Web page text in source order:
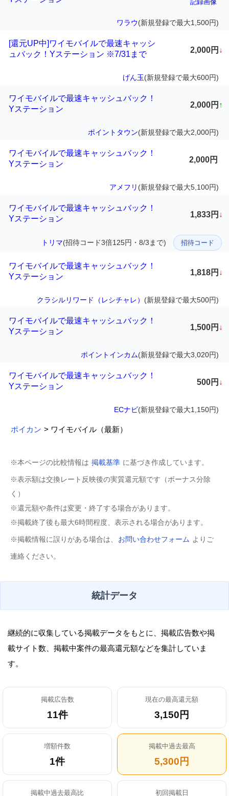
記録画像
ワラウ(新規登録で最大1,500円)
[還元UP中]ワイモバイルで最速キャッシ
ュバック！Yステーション ※7/31まで
2,000円 ↓
げん玉(新規登録で最大600円)
ワイモバイルで最速キャッシュバック！
Yステーション
2,000円 ↑
ポイントタウン(新規登録で最大2,000円)
ワイモバイルで最速キャッシュバック！
Yステーション
2,000円
アメフリ (新規登録で最大5,100円)
ワイモバイルで最速キャッシュバック！
Yステーション
1,833円 ↓
トリマ(招待コード3倍125円・8/3まで) 招待コード
ワイモバイルで最速キャッシュバック！
Yステーション
1,818円 ↓
クラシルリワード（レシチャレ） (新規登録で最大500円)
ワイモバイルで最速キャッシュバック！
Yステーション
1,500円 ↓
ポイントインカム(新規登録で最大3,020円)
ワイモバイルで最速キャッシュバック！
Yステーション
500円 ↓
ECナビ(新規登録で最大1,150円)
ポイカン > ワイモバイル（最新）
※本ページの比較情報は 掲載基準 に基づき作成しています。
※表示額は交換レート反映後の実質還元額です（ボーナス分除
く）
※還元額や条件は変更・終了する場合があります。
※掲載終了後も最大6時間程度、表示される場合があります。
※掲載情報に誤りがある場合は、 お問い合わせフォーム よりご
連絡ください。
統計データ
継続的に収集している掲載データをもとに、掲載広告数や掲
載サイト数、掲載中案件の最高還元額などを集計していま
す。
掲載広告数
11件
現在の最高還元額
3,150円
増額件数
1件
掲載中過去最高
5,300円
掲載中過去最高比 初回掲載日